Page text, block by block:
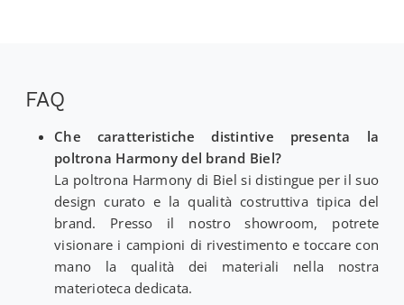
FAQ
Che caratteristiche distintive presenta la
poltrona Harmony del brand Biel?
La poltrona Harmony di Biel si distingue per il suo
design curato e la qualità costruttiva tipica del
brand. Presso il nostro showroom, potrete
visionare i campioni di rivestimento e toccare con
mano la qualità dei materiali nella nostra
materioteca dedicata.